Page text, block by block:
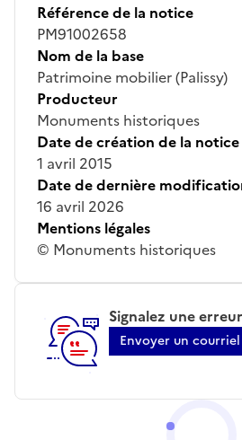
Référence de la notice
PM91002658
Nom de la base
Patrimoine mobilier (Palissy)
Producteur
Monuments historiques
Date de création de la notice
1 avril 2015
Date de dernière
16 avril 2026
Mentions légales
© Monuments historiques
Signalez une erreur
Envoyer un courriel